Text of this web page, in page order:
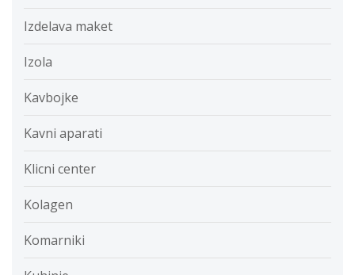
Izdelava maket
Izola
Kavbojke
Kavni aparati
Klicni center
Kolagen
Komarniki